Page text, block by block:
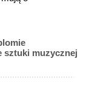
sztuki muzycznej